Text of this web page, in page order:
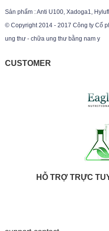
Sản phẩm : Anti U100, Xadoga1,
© Copyright 2014 - 2017 Công ty Cổ
ung thư - chữa ung thư bằng nam y
CUSTOMER
HỖ TRỢ TRỰC